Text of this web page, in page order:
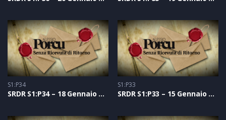
S1:P34
SRDR S1:P34 – 18 Gennaio 2021
S1:P33
SRDR S1:P33 – 15 Gennaio 2021